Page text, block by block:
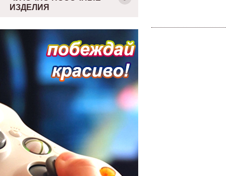
ИЗДЕЛИЯ